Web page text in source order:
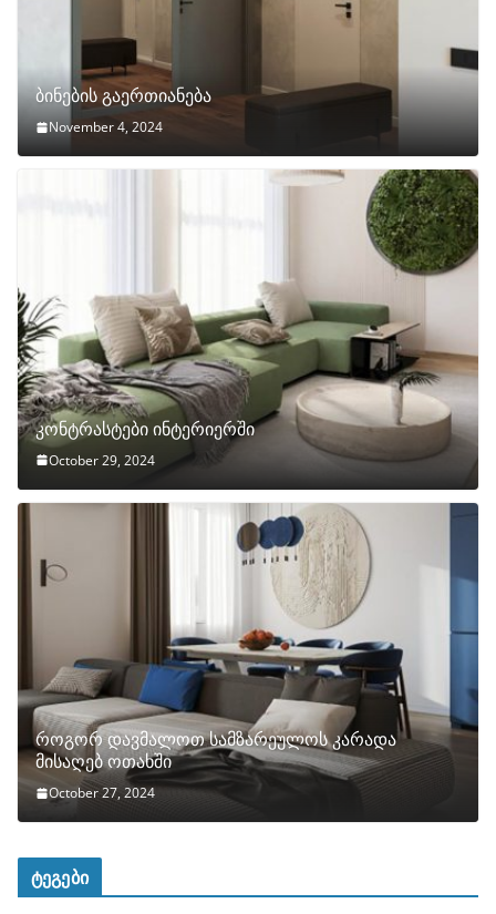
ბინების გაერთიანება
November 4, 2024
კონტრასტები ინტერიერში
October 29, 2024
როგორ დავმალოთ სამზარეულოს კარადა
მისაღებ ოთახში
October 27, 2024
ტეგები